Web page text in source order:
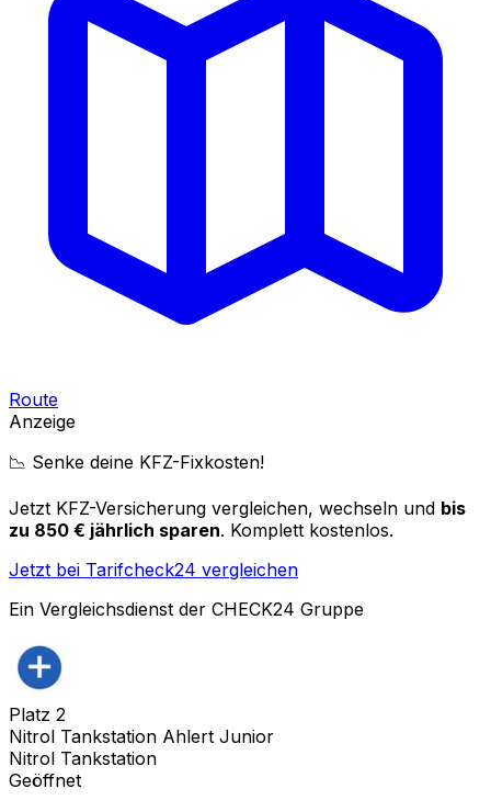
Route
Anzeige
📉 Senke deine KFZ-Fixkosten!
Jetzt KFZ-Versicherung vergleichen, wechseln und bis
zu 850 € jährlich sparen. Komplett kostenlos.
Jetzt bei Tarifcheck24 vergleichen
Ein Vergleichsdienst der CHECK24 Gruppe
Platz 2
Nitrol Tankstation Ahlert Junior
Nitrol Tankstation
Geöffnet